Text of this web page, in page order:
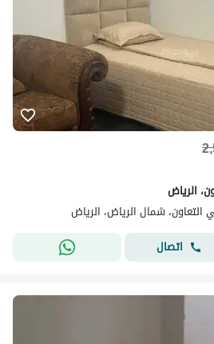
الرياض
شمال الرياض، الرياض
اتصال